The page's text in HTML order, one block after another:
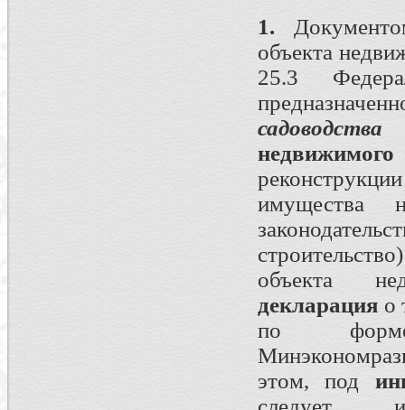
1.
объекта
25.3
садоводства
имущества
объекта
декларация о
по форме
этом, под